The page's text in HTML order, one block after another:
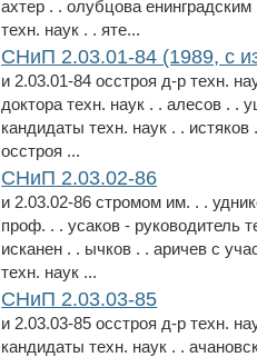
ахтер . . олубцова
техн. наук . . яте...
СНиП 2.03.01-84 (1989, с
и 2.03.01-84 осстроя д-р техн.
доктора техн. наук . . алесов . .
кандидаты техн. наук . .
осстроя ...
СНиП 2.03.02-86
и 2.03.02-86 стромом им. . .
проф. . . усаков - руководитель
исканен . . ычков . . аричев с
техн. наук ...
СНиП 2.03.03-85
и 2.03.03-85 осстроя д-р техн.
кандидаты техн. наук . .